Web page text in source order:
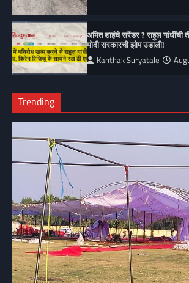
अमित शाहंचे सरेंडर ? राहुल
मोदी सरकारची झोप उडाली!
Kanthak Suryatale
Trending